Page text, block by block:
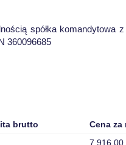
spółka komandytowa
360096685
brutto
Cena za
7 916,00